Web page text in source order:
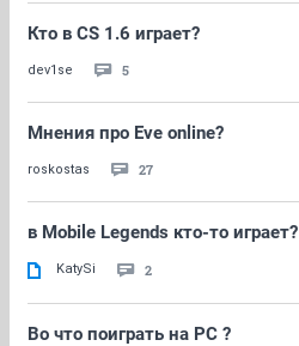
Кто в CS 1.6 играет?
dev1se 5
Мнения про Eve online?
roskostas 27
в Mobile Legends кто-то играет?
KatySi 2
Во что поиграть на PC ?